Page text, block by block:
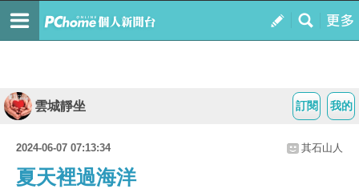
我的
訂閱
雲城靜坐
2024-06-07 07:13:34 其石山人
夏天裡過海洋